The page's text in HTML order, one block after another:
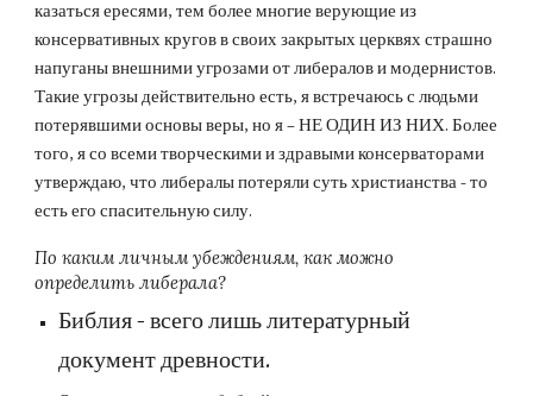
казаться ересями, тем более многие верующие из
консервативных кругов в своих закрытых церквях страшно
напуганы внешними угрозами от либералов и модернистов.
Такие угрозы действительно есть, я встречаюсь с людьми
потерявшими основы веры, но я – НЕ ОДИН ИЗ НИХ. Более
того, я со всеми творческими и здравыми консерваторами
утверждаю, что либералы потеряли суть христианства - то
есть его спасительную силу.
По каким личным убеждениям, как можно
определить либерала?
Библия - всего лишь литературный
документ древности.